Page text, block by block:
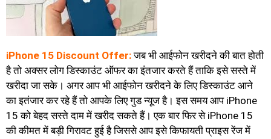
iPhone 15 Discount Offer: जब भी आईफोन खरीदने की बात होती
है तो अक्सर लोग डिस्काउंट ऑफर का इंतजार करते हैं ताकि इसे सस्ते में
खरीदा जा सके। अगर आप भी आईफोन खरीदने के लिए डिस्काउंट आने
का इतंजार कर रहे हैं तो आपके लिए गुड न्यूज है। इस समय आप iPhone
15 को बेहद सस्ते दाम में खरीद सकते हैं। एक बार फिर से iPhone 15
की कीमत में बड़ी गिरावट हुई है जिससे आप इसे किफायती प्राइस रेंज में